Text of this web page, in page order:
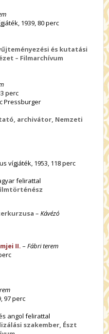
1939, 80 perc
és kutatási
– Filmarchívum
perc
Pressburger
archivátor, Nemzeti
vígjáték, 1953, 118 perc
felirattal
–Kávézó
II. –Fábri terem
97 perc
angol felirattal
szakember, Észt